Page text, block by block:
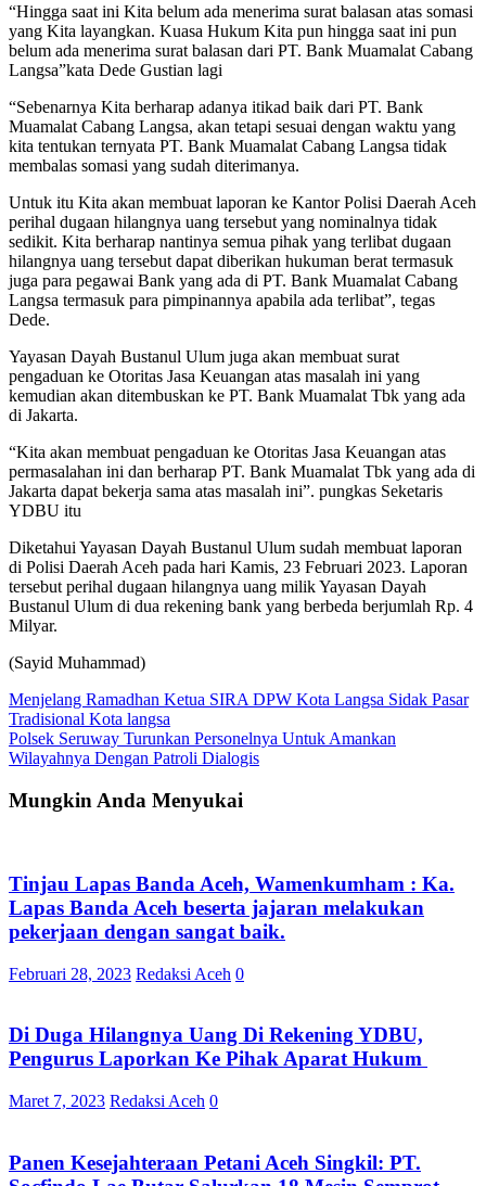
“Hingga saat ini Kita belum ada menerima surat balasan atas somasi
yang Kita layangkan. Kuasa Hukum Kita pun hingga saat ini pun
belum ada menerima surat balasan dari PT. Bank Muamalat Cabang
Langsa”kata Dede Gustian lagi
“Sebenarnya Kita berharap adanya itikad baik dari PT. Bank
Muamalat Cabang Langsa, akan tetapi sesuai dengan waktu yang
kita tentukan ternyata PT. Bank Muamalat Cabang Langsa tidak
membalas somasi yang sudah diterimanya.
Untuk itu Kita akan membuat laporan ke Kantor Polisi Daerah Aceh
perihal dugaan hilangnya uang tersebut yang nominalnya tidak
sedikit. Kita berharap nantinya semua pihak yang terlibat dugaan
hilangnya uang tersebut dapat diberikan hukuman berat termasuk
juga para pegawai Bank yang ada di PT. Bank Muamalat Cabang
Langsa termasuk para pimpinannya apabila ada terlibat”, tegas
Dede.
Yayasan Dayah Bustanul Ulum juga akan membuat surat
pengaduan ke Otoritas Jasa Keuangan atas masalah ini yang
kemudian akan ditembuskan ke PT. Bank Muamalat Tbk yang ada
di Jakarta.
“Kita akan membuat pengaduan ke Otoritas Jasa Keuangan atas
permasalahan ini dan berharap PT. Bank Muamalat Tbk yang ada di
Jakarta dapat bekerja sama atas masalah ini”. pungkas Seketaris
YDBU itu
Diketahui Yayasan Dayah Bustanul Ulum sudah membuat laporan
di Polisi Daerah Aceh pada hari Kamis, 23 Februari 2023. Laporan
tersebut perihal dugaan hilangnya uang milik Yayasan Dayah
Bustanul Ulum di dua rekening bank yang berbeda berjumlah Rp. 4
Milyar.
(Sayid Muhammad)
Navigasi
pos
Menjelang Ramadhan Ketua SIRA DPW Kota Langsa Sidak Pasar
Tradisional Kota langsa
Polsek Seruway Turunkan Personelnya Untuk Amankan
Wilayahnya Dengan Patroli Dialogis
Mungkin Anda Menyukai
Tinjau Lapas Banda Aceh, Wamenkumham : Ka.
Lapas Banda Aceh beserta jajaran melakukan
pekerjaan dengan sangat baik.
Februari 28, 2023 Redaksi Aceh 0
Di Duga Hilangnya Uang Di Rekening YDBU,
Pengurus Laporkan Ke Pihak Aparat Hukum
Maret 7, 2023 Redaksi Aceh 0
Panen Kesejahteraan Petani Aceh Singkil: PT.